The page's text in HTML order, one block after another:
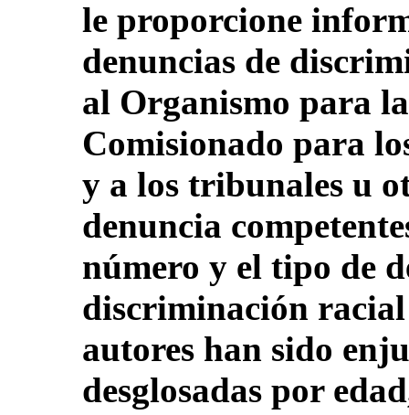
le proporcione
denuncias de
al Organismo para
Comisionado para
y a los tribunales u
denuncia
número y el tipo de
discriminación racial
autores han sido
desglosadas por